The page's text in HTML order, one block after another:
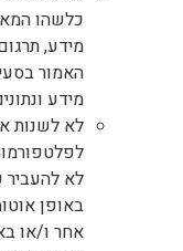
כלשהו
מידע,
האמור
מידע
לא לשנות
לא
באופן
אחר ו/או